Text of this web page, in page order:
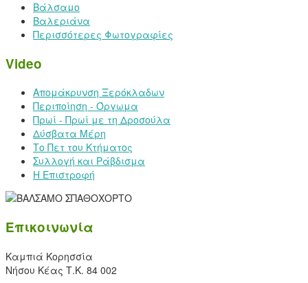
Βάλσαμο
Βαλεριάνα
Περισσότερες Φωτογραφίες
Video
Απομάκρυνση Ξερόκλαδων
Περιποίηση - Όργωμα
Πρωί - Πρωί με τη Δροσούλα
Δύσβατα Μέρη
Το Πετ του Κτήματος
Συλλογή και Ράβδισμα
Η Επιστροφή
Επικοινωνία
Καμπιά Κορησσία
Νήσου Κέας Τ.Κ. 84 002